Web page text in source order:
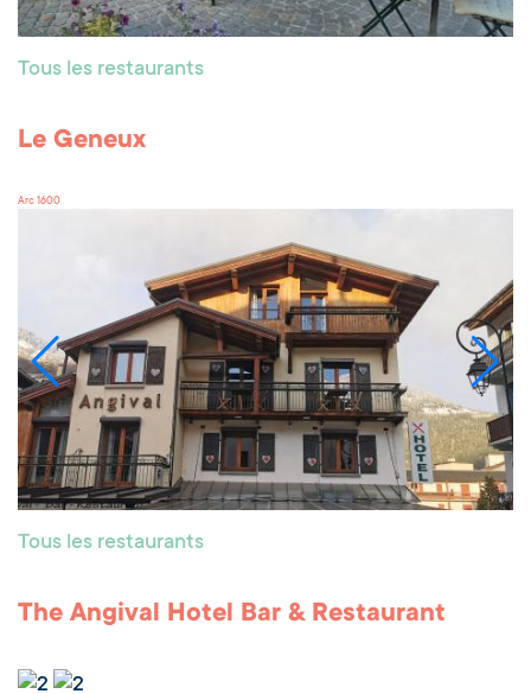
Tous les restaurants
Le Geneux
Arc 1600
Tous les restaurants
The Angival Hotel Bar & Restaurant